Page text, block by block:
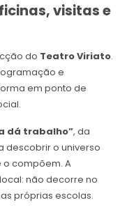
visitas e
do Teatro Viriato.
e
em ponto de
dá trabalho”, da
descobrir o universo
o compõem. A
não decorre no
próprias escolas.